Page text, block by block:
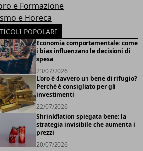
e Formazione
e Horeca
POPOLARI
Economia comportamentale: come
i bias influenzano le decisioni di
spesa
23/07/2026
L'oro è davvero un bene di rifugio?
Perché è consigliato per gli
investimenti
22/07/2026
Shrinkflation spiegata bene: la
strategia invisibile che aumenta i
prezzi
20/07/2026